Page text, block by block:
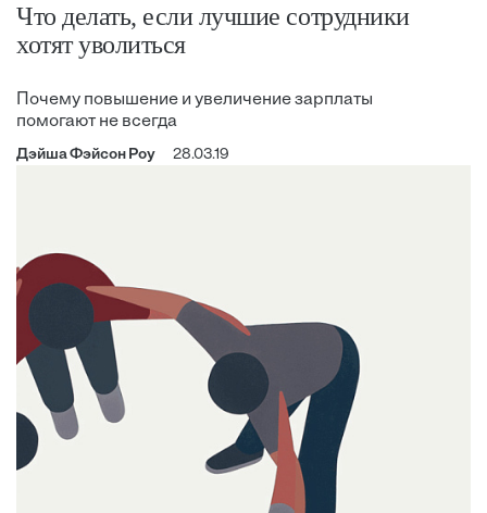
Что делать, если лучшие сотрудники
хотят уволиться
Почему повышение и увеличение зарплаты
помогают не всегда
Дэйша Фэйcон Роу 28.03.19